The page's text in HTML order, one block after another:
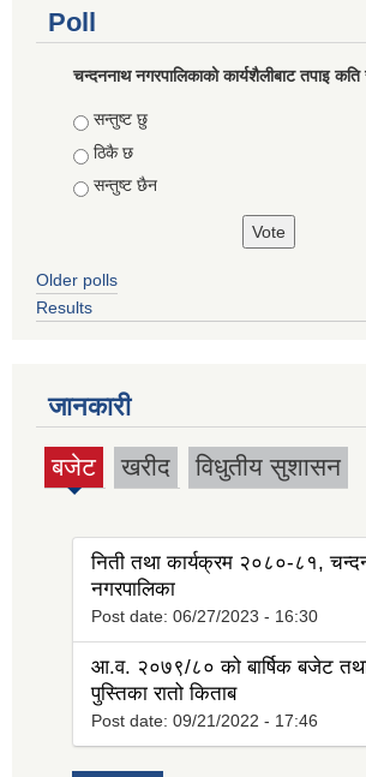
Poll
चन्दननाथ नगरपालिकाको कार्यशैलीबाट तपाइ
Choices
सन्तुष्ट छु
ठिकै छ
सन्तुष्ट छैन
Older polls
Results
जानकारी
बजेट
(active
खरीद विधुतीय सुशासन
निती तथा कार्यक्रम २०८०-८१,
नगरपालिका
Post date: 06/27/2023 - 16:30
आ.व. २०७९/८० को बार्षिक बजेट
पुस्तिका रातो किताब
Post date: 09/21/2022 - 17:46